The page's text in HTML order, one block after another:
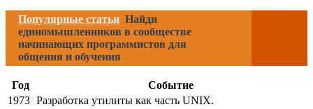
Популярные статьи Найди
единомышленников в сообществе
начинающих программистов для
общения и обучения
Год
Событие
1973 Разработка утилиты как часть UNIX.